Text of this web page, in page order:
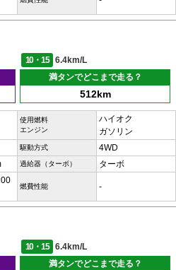
10・15
6.4km/L
満タンでどこまで走る？
512km
使用燃料
エンジン
ハイオク
ガソリン
駆動方式 4WD
過給器（ターボ） ターボ
燃費性能 -
10・15
6.4km/L
満タンでどこまで走る？